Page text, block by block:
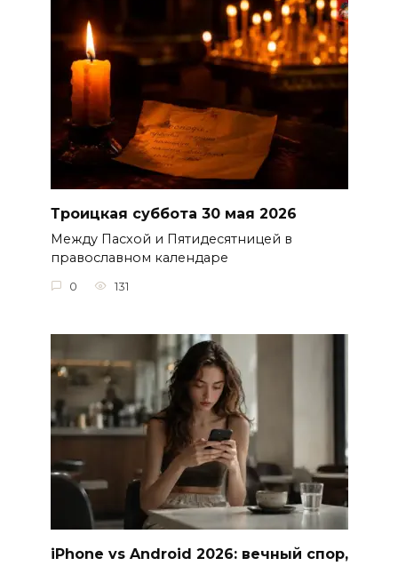
Троицкая суббота 30 мая 2026
Между Пасхой и Пятидесятницей в
православном календаре
0 131
iPhone vs Android 2026: вечный спор,